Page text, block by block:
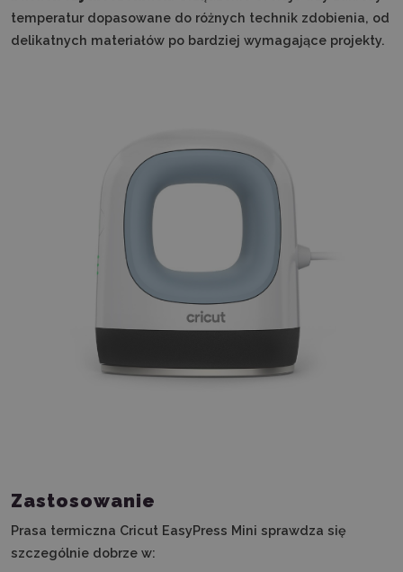
temperatur dopasowane do różnych technik zdobienia, od
delikatnych materiałów po bardziej wymagające projekty.
Zastosowanie
Prasa termiczna Cricut EasyPress Mini sprawdza się
szczególnie dobrze w: